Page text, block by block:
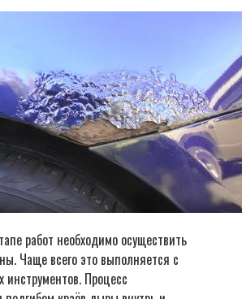
работ необходимо осуществить
Чаще всего это выполняется с
Процесс